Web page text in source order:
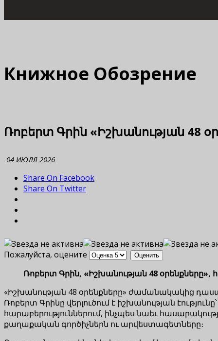
Книжное Обозрение
Ռոբերտ Գրին «Իշխանության 48
04 ИЮЛЯ 2026
Share On Facebook
Share On Twitter
Пожалуйста, оцените
Ռոբերտ Գրին, «Իշխանության 48 օրենքները»,
«Իշխանության 48 օրենքները» ժամանակակից
Ռոբերտ Գրինը վերլուծում է իշխանության
հարաբերություններում, ինչպես նաեւ
քաղաքական գործիչներն ու արվեստագետները։